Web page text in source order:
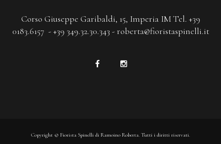
Corso Giuseppe Garibaldi, 15, Imperia IM Tel. +39
0183.6157 - +39 349.32.30.343 - roberta@fioristaspinelli.it
Copyright © Fiorista Spinelli di Ramoino Roberta. Tutti i diritti riservati.